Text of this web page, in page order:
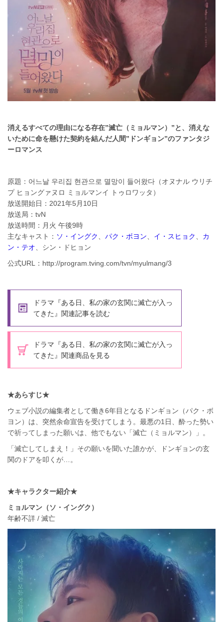
消えるすべての理由になる存在”滅亡（ミョルマン）”と、消えな
いために命を懸けた契約を結んだ人間”ドンギョン”のファンタジ
ーロマンス
原題：어느날 우리집 현관으로 멸망이 들어왔다（オヌナル ウリチ
プ ヒョングァヌロ ミョルマンイ トゥロワッタ）
放送開始日：2021年5月10日
放送局：tvN
放送時間：月火 午後9時
主なキャスト： ソ・イングク パク・ボヨン イ・スヒョク
カ
ン・テオ 、シン・ドヒョン
公式URL：http://program.tving.com/tvn/myulmang/3
ドラマ『ある日、私の家の玄関に滅亡が入っ
てきた』関連記事を読む
ドラマ『ある日、私の家の玄関に滅亡が入っ
てきた』関連商品を見る
★あらすじ★
ウェブ小説の編集者として働き6年目となるドンギョン（パク・ボ
ヨン）は、突然余命宣告を受けてしまう。最悪の1日、酔った勢い
で祈ってしまった願いは、他でもない「滅亡（ミョルマン）」。
「滅亡してしまえ！」その願いを聞いた誰かが、ドンギョンの玄
関のドアを叩くが…。
★キャラクター紹介★
ミョルマン（ソ・イングク）
年齢不詳 / 滅亡